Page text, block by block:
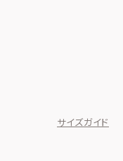
サイズガイド